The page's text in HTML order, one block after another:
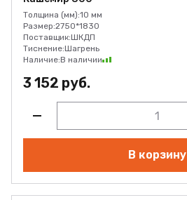
Толщина (мм):10 мм
Размер:2750*1830
Поставщик:ШКДП
Тиснение:Шагрень
Наличие:В наличии
3 152 руб.
В корзину